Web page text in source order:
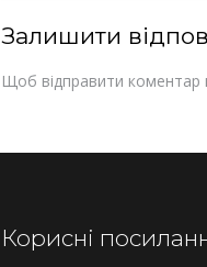
Залишити
Щоб відправити коментар
Корисні